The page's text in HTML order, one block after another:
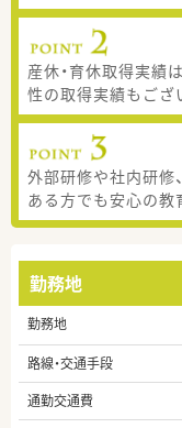
産休・育休取得実績
性の取得実績もござ
外部研修や社内研修
ある方でも安心の教
勤務地
勤務地
路線・交通手段
通勤交通費